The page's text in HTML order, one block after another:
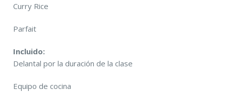
Curry Rice
Parfait
Incluido:
Delantal por la duración de la clase
Equipo de cocina